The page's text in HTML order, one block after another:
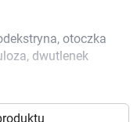
celu
w
otoczka
dwutlenek